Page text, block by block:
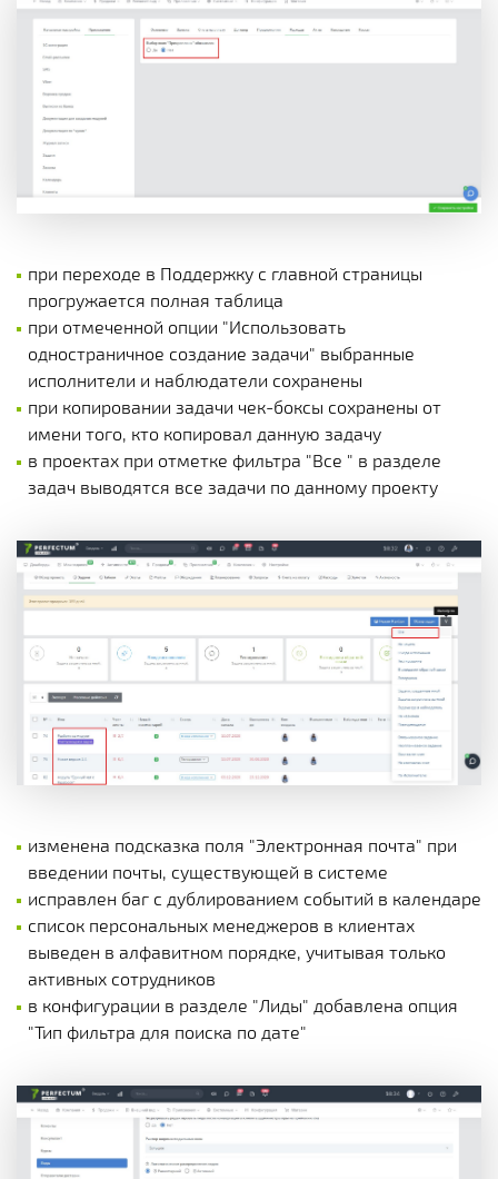
при переходе в Поддержку с главной страницы
прогружается полная таблица
при отмеченной опции "Использовать
одностраничное создание задачи" выбранные
исполнители и наблюдатели сохранены
при копировании задачи чек-боксы сохранены от
имени того, кто копировал данную задачу
в проектах при отметке фильтра "Все " в разделе
задач выводятся все задачи по данному проекту
изменена подсказка поля "Электронная почта" при
введении почты, существующей в системе
исправлен баг с дублированием событий в календаре
список персональных менеджеров в клиентах
выведен в алфавитном порядке, учитывая только
активных сотрудников
в конфигурации в разделе "Лиды" добавлена опция
"Тип фильтра для поиска по дате"